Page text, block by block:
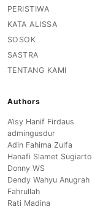
PERISTIWA
KATA ALISSA
SOSOK
SASTRA
TENTANG KAMI
Authors
A’isy Hanif Firdaus
admingusdur
Adin Fahima Zulfa
Hanafi Slamet Sugiarto
Donny WS
Dendy Wahyu Anugrah
Fahrullah
Rati Madina